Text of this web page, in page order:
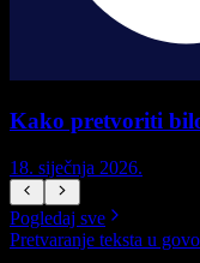
Kako pretvoriti
18. siječnja 2026.
Pogledaj sve
Pretvaranje teksta u